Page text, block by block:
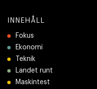
INNEHÅLL
Fokus
Ekonomi
Teknik
Landet runt
Maskintest